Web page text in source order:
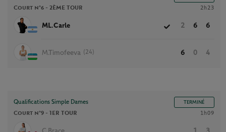
Court n°6 - 2ÈME TOUR 2h23
ML.Carle 2 6 6
M.Timofeeva (24) 6 0 4
Qualifications Simple Dames TERMINÉ
Court n°9 - 1ER TOUR 1h09